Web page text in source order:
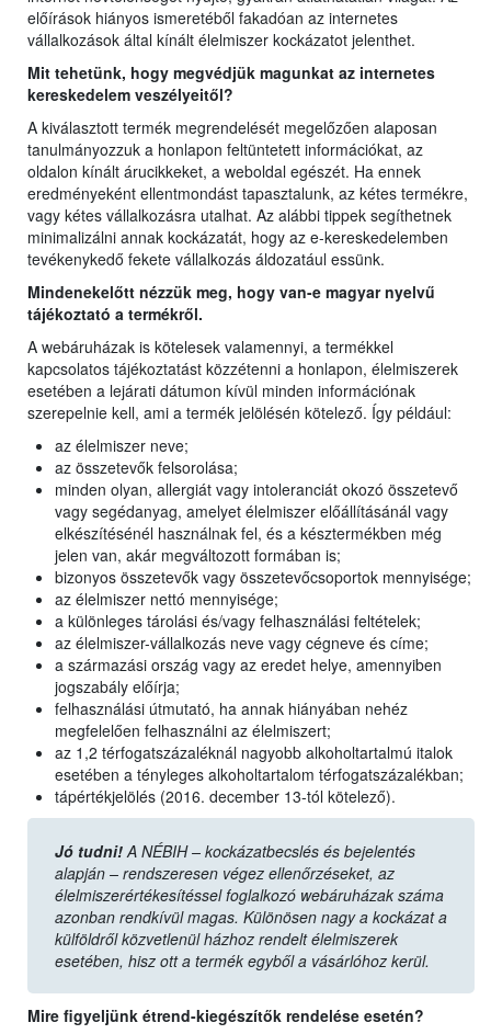
előírások hiányos ismeretéből fakadóan az internetes
vállalkozások által kínált élelmiszer kockázatot jelenthet.
Mit tehetünk, hogy megvédjük magunkat az internetes
kereskedelem veszélyeitől?
A kiválasztott termék megrendelését megelőzően alaposan
tanulmányozzuk a honlapon feltüntetett információkat, az
oldalon kínált árucikkeket, a weboldal egészét. Ha ennek
eredményeként ellentmondást tapasztalunk, az kétes termékre,
vagy kétes vállalkozásra utalhat. Az alábbi tippek segíthetnek
minimalizálni annak kockázatát, hogy az e-kereskedelemben
tevékenykedő fekete vállalkozás áldozatául essünk.
Mindenekelőtt nézzük meg, hogy van-e magyar nyelvű
tájékoztató a termékről.
A webáruházak is kötelesek valamennyi, a termékkel
kapcsolatos tájékoztatást közzétenni a honlapon, élelmiszerek
esetében a lejárati dátumon kívül minden információnak
szerepelnie kell, ami a termék jelölésén kötelező. Így például:
az élelmiszer neve;
az összetevők felsorolása;
minden olyan, allergiát vagy intoleranciát okozó összetevő
vagy segédanyag, amelyet élelmiszer előállításánál vagy
elkészítésénél használnak fel, és a késztermékben még
jelen van, akár megváltozott formában is;
bizonyos összetevők vagy összetevőcsoportok mennyisége;
az élelmiszer nettó mennyisége;
a különleges tárolási és/vagy felhasználási feltételek;
az élelmiszer-vállalkozás neve vagy cégneve és címe;
a származási ország vagy az eredet helye, amennyiben
jogszabály előírja;
felhasználási útmutató, ha annak hiányában nehéz
megfelelően felhasználni az élelmiszert;
az 1,2 térfogatszázaléknál nagyobb alkoholtartalmú italok
esetében a tényleges alkoholtartalom térfogatszázalékban;
tápértékjelölés (2016. december 13-tól kötelező).
Jó tudni!A NÉBIH – kockázatbecslés és bejelentés
alapján – rendszeresen végez ellenőrzéseket, az
élelmiszerértékesítéssel foglalkozó webáruházak száma
azonban rendkívül magas. Különösen nagy a kockázat a
külföldről közvetlenül házhoz rendelt élelmiszerek
esetében, hisz ott a termék egyből a vásárlóhoz kerül.
Mire figyeljünk étrend-kiegészítők rendelése esetén?